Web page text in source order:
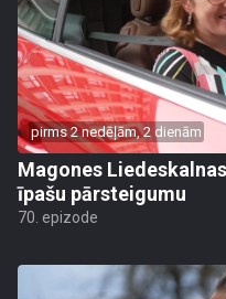
pirms 2 nedēļām, 2 dienām
Magones
īpašu pārsteigumu
70. epizode